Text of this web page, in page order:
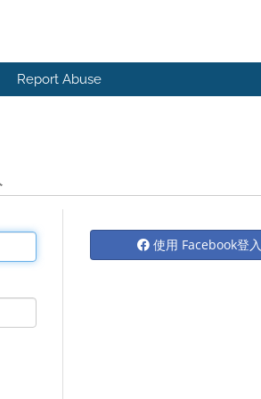
Report Abuse
使用 Facebook登入